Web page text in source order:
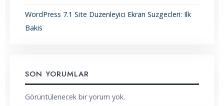
WordPress 7.1 Site Duzenleyici Ekran Suzgecleri: Ilk
Bakis
SON YORUMLAR
Görüntülenecek bir yorum yok.